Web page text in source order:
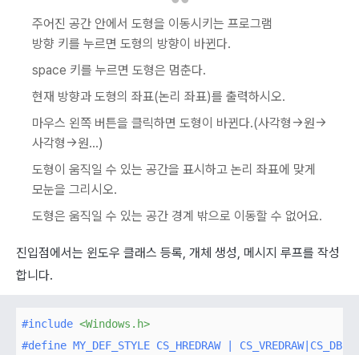
주어진 공간 안에서 도형을 이동시키는 프로그램
방향 키를 누르면 도형의 방향이 바뀐다.
space 키를 누르면 도형은 멈춘다.
현재 방향과 도형의 좌표(논리 좌표)를 출력하시오.
마우스 왼쪽 버튼을 클릭하면 도형이 바뀐다.(사각형->원->
사각형->원…)
도형이 움직일 수 있는 공간을 표시하고 논리 좌표에 맞게
모눈을 그리시오.
도형은 움직일 수 있는 공간 경계 밖으로 이동할 수 없어요.
진입점에서는 윈도우 클래스 등록, 개체 생성, 메시지 루프를 작성
합니다.
#include <Windows.h>
#define MY_DEF_STYLE CS_HREDRAW |